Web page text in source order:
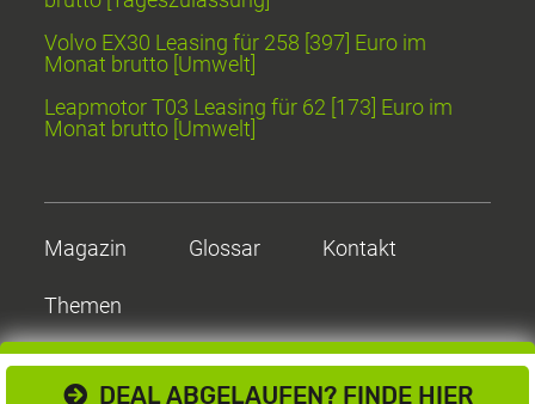
DEAL ABGELAUFEN? FINDE HIER
Volvo EX30 Leasing für 258 [397] Euro im
Monat brutto [Umwelt]
Leapmotor T03 Leasing für 62 [173] Euro im
Monat brutto [Umwelt]
Magazin Glossar Kontakt
Themen